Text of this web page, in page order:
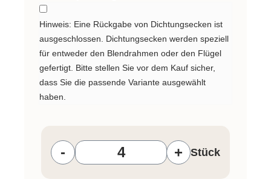
Hinweis: Eine Rückgabe von Dichtungsecken ist
ausgeschlossen. Dichtungsecken werden speziell
für entweder den Blendrahmen oder den Flügel
gefertigt. Bitte stellen Sie vor dem Kauf sicher,
dass Sie die passende Variante ausgewählt
haben.
- + Stück